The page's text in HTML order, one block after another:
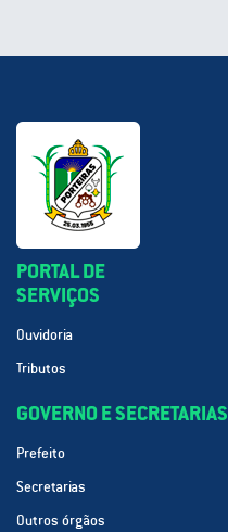
PORTAL DE
SERVIÇOS
Ouvidoria
Tributos
GOVERNO E SECRETARIAS
Prefeito
Secretarias
Outros órgãos